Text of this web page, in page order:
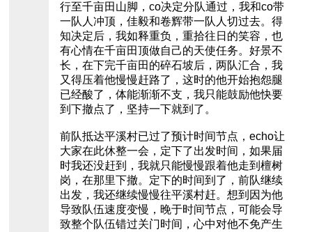
行至千亩田山脚，co决定分队通过，我和co带
一队人冲顶，佳毅和卷辉带一队人切过去。得
知决定后，我如释重负，重拾往日的笑容，也
有心情在千亩田顶做自己的天使任务。好景不
长，在下完千亩田的碎石坡后，两队汇合，我
又得压着他慢慢赶路了，这时的他开始抱怨腿
已经酸了，体能渐渐不支，我只能鼓励他快要
到下撤点了，坚持一下就到了。
前队抵达平溪村已过了预计时间节点，echo让
大家在此休整一会，定下了出发时间，如果届
时我还没赶到，我就只能慢慢跟着他走到檀树
岗，在那里下撤。定下的时间到了，前队继续
出发，我还继续慢慢往平溪村赶。想到因为他
导致队伍速度变慢，晚于时间节点，可能会导
致整个队伍错过关门时间，心中对他不免产生